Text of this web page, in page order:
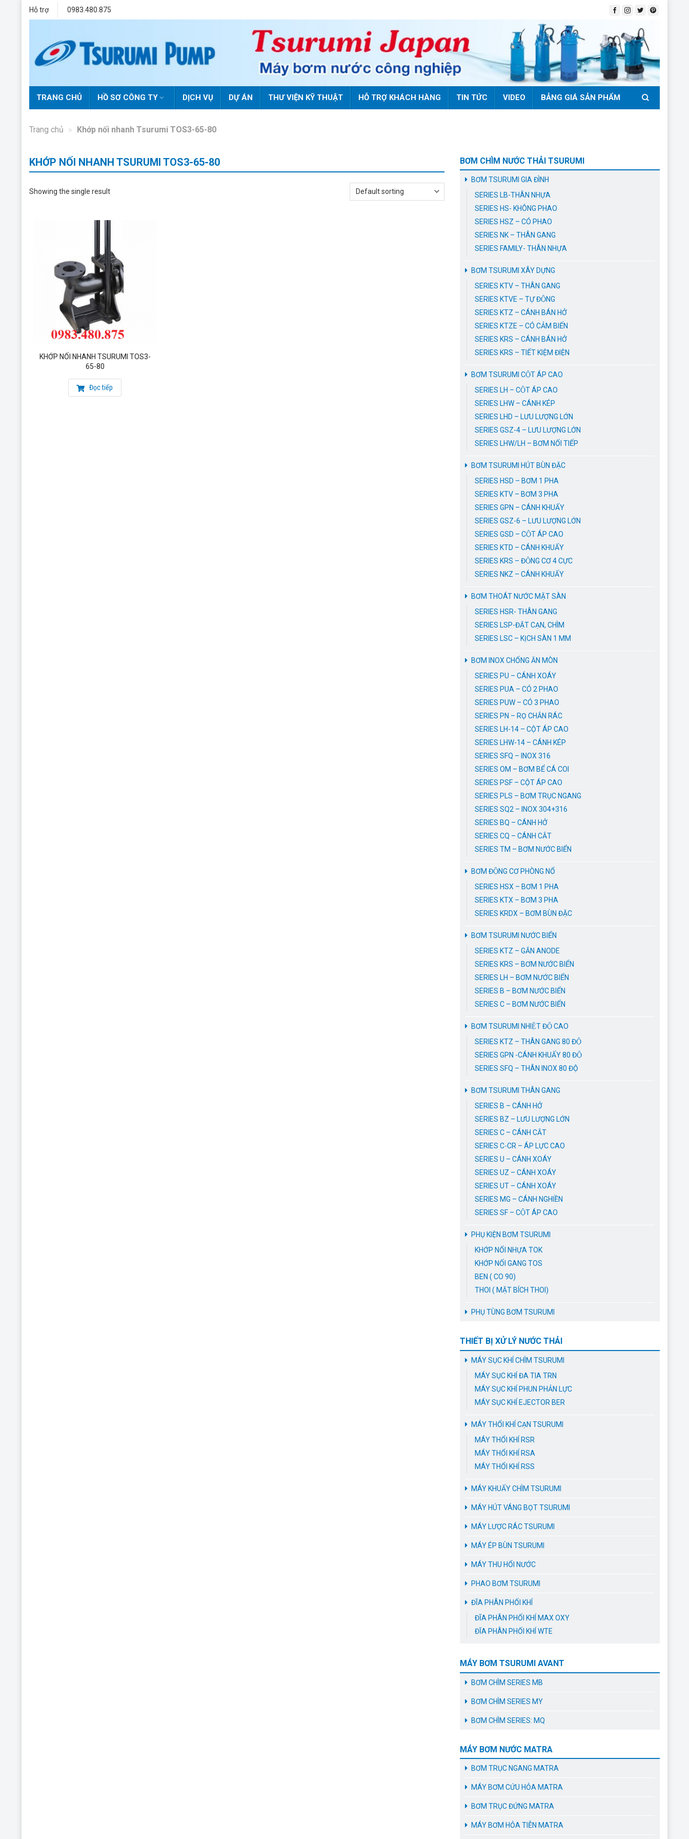
Hỗ trợ 0983.480.875
TRANG CHỦ HỒ SƠ CÔNG TY DỊCH VỤ DỰ ÁN THƯ VIỆN KỸ THUẬT HỖ TRỢ KHÁCH HÀNG TIN TỨC VIDEO BẢNG GIÁ SẢN PHẨM
Trang chủ » Khớp nối nhanh Tsurumi TOS3-65-80
KHỚP NỐI NHANH TSURUMI TOS3-65-80
Showing the single result
KHỚP NỐI NHANH TSURUMI TOS3-
65-80
Đọc tiếp
BƠM CHÌM NƯỚC THẢI TSURUMI
BƠM TSURUMI GIA ĐÌNH
SERIES LB-THÂN NHỰA
SERIES HS- KHÔNG PHAO
SERIES HSZ – CÓ PHAO
SERIES NK – THÂN GANG
SERIES FAMILY- THÂN NHỰA
BƠM TSURUMI XÂY DỰNG
SERIES KTV – THÂN GANG
SERIES KTVE – TỰ ĐỘNG
SERIES KTZ – CÁNH BÁN HỞ
SERIES KTZE – CÓ CẢM BIẾN
SERIES KRS – CÁNH BÁN HỞ
SERIES KRS – TIẾT KIỆM ĐIỆN
BƠM TSURUMI CỘT ÁP CAO
SERIES LH – CỘT ÁP CAO
SERIES LHW – CÁNH KÉP
SERIES LHD – LƯU LƯỢNG LỚN
SERIES GSZ-4 – LƯU LƯỢNG LỚN
SERIES LHW/LH – BƠM NỐI TIẾP
BƠM TSURUMI HÚT BÙN ĐẶC
SERIES HSD – BƠM 1 PHA
SERIES KTV – BƠM 3 PHA
SERIES GPN – CÁNH KHUẤY
SERIES GSZ-6 – LƯU LƯỢNG LỚN
SERIES GSD – CỘT ÁP CAO
SERIES KTD – CÁNH KHUẤY
SERIES KRS – ĐỘNG CƠ 4 CỰC
SERIES NKZ – CÁNH KHUẤY
BƠM THOÁT NƯỚC MẶT SÀN
SERIES HSR- THÂN GANG
SERIES LSP-ĐẶT CẠN, CHÌM
SERIES LSC – KỊCH SÀN 1 MM
BƠM INOX CHỐNG ĂN MÒN
SERIES PU – CÁNH XOÁY
SERIES PUA – CÓ 2 PHAO
SERIES PUW – CÓ 3 PHAO
SERIES PN – RỌ CHẮN RÁC
SERIES LH-14 – CỘT ÁP CAO
SERIES LHW-14 – CÁNH KÉP
SERIES SFQ – INOX 316
SERIES OM – BƠM BỂ CÁ COI
SERIES PSF – CỘT ÁP CAO
SERIES PLS – BƠM TRỤC NGANG
SERIES SQ2 – INOX 304+316
SERIES BQ – CÁNH HỞ
SERIES CQ – CÁNH CẮT
SERIES TM – BƠM NƯỚC BIỂN
BƠM ĐỘNG CƠ PHÒNG NỔ
SERIES HSX – BƠM 1 PHA
SERIES KTX – BƠM 3 PHA
SERIES KRDX – BƠM BÙN ĐẶC
BƠM TSURUMI NƯỚC BIỂN
SERIES KTZ – GẮN ANODE
SERIES KRS – BƠM NƯỚC BIỂN
SERIES LH – BƠM NƯỚC BIỂN
SERIES B – BƠM NƯỚC BIỂN
SERIES C – BƠM NƯỚC BIỂN
BƠM TSURUMI NHIỆT ĐỘ CAO
SERIES KTZ – THÂN GANG 80 ĐỘ
SERIES GPN -CÁNH KHUẤY 80 ĐỘ
SERIES SFQ – THÂN INOX 80 ĐỘ
BƠM TSURUMI THÂN GANG
SERIES B – CÁNH HỞ
SERIES BZ – LƯU LƯỢNG LỚN
SERIES C – CÁNH CẮT
SERIES C-CR – ÁP LỰC CAO
SERIES U – CÁNH XOÁY
SERIES UZ – CÁNH XOÁY
SERIES UT – CÁNH XOÁY
SERIES MG – CÁNH NGHIỀN
SERIES SF – CỘT ÁP CAO
PHỤ KIỆN BƠM TSURUMI
KHỚP NỐI NHỰA TOK
KHỚP NỐI GANG TOS
BEN ( CO 90)
THOI ( MẶT BÍCH THOI)
PHỤ TÙNG BƠM TSURUMI
THIẾT BỊ XỬ LÝ NƯỚC THẢI
MÁY SỤC KHÍ CHÌM TSURUMI
MÁY SỤC KHÍ ĐA TIA TRN
MÁY SỤC KHÍ PHUN PHẢN LỰC
MÁY SỤC KHÍ EJECTOR BER
MÁY THỔI KHÍ CẠN TSURUMI
MÁY THỔI KHÍ RSR
MÁY THỔI KHÍ RSA
MÁY THỔI KHÍ RSS
MÁY KHUẤY CHÌM TSURUMI
MÁY HÚT VÁNG BỌT TSURUMI
MÁY LƯỢC RÁC TSURUMI
MÁY ÉP BÙN TSURUMI
MÁY THU HỔI NƯỚC
PHAO BƠM TSURUMI
ĐĨA PHÂN PHỐI KHÍ
ĐĨA PHÂN PHỐI KHÍ MAX OXY
ĐĨA PHÂN PHỐI KHÍ WTE
MÁY BƠM TSURUMI AVANT
BƠM CHÌM SERIES MB
BƠM CHÌM SERIES MY
BƠM CHÌM SERIES: MQ
MÁY BƠM NƯỚC MATRA
BƠM TRỤC NGANG MATRA
MÁY BƠM CỨU HỎA MATRA
BƠM TRỤC ĐỨNG MATRA
MÁY BƠM HỎA TIỄN MATRA